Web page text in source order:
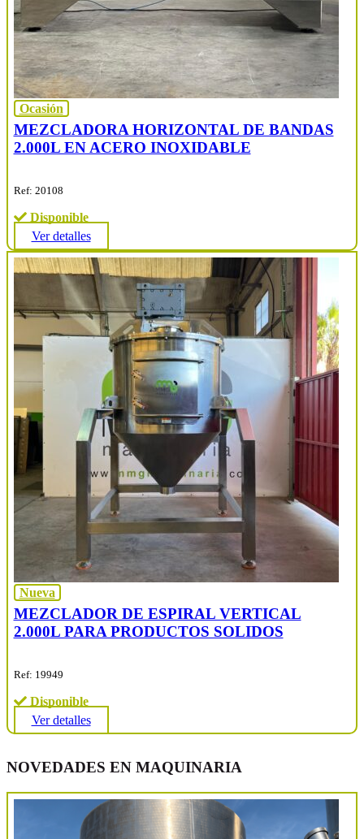
Ocasión
MEZCLADORA HORIZONTAL DE BANDAS
2.000L EN ACERO INOXIDABLE
Ref: 20108
Disponible
Ver detalles
Nueva
MEZCLADOR DE ESPIRAL VERTICAL
2.000L PARA PRODUCTOS SOLIDOS
Ref: 19949
Disponible
Ver detalles
NOVEDADES EN MAQUINARIA